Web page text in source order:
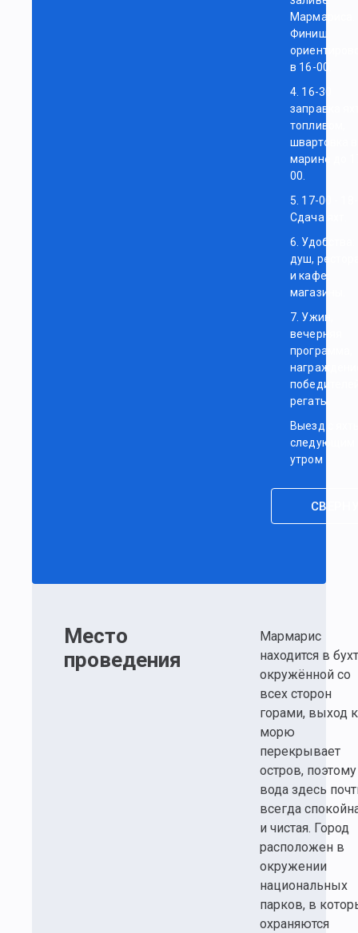
Мармариса.
Финиш
в 16-00.
4. 16-30
заправка
топливом,
швартовка в
марине до
00.
5. 17-00 -
Сдача яхт.
6. Удобства:
душ,
и кафе,
магазины.
7. Ужин,
вечерняя
программа,
регаты.
Выезд с
следующим
утром
Место
проведения
Мармарис
находится в
окружённой со
всех сторон
горами, выход к
морю
перекрывает
остров, поэтому
вода здесь
всегда
и чистая. Город
расположен в
окружении
национальных
парков, в
охраняются